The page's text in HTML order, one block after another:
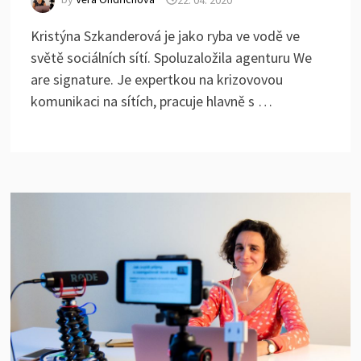
Kristýna Szkanderová je jako ryba ve vodě ve
světě sociálních sítí. Spoluzaložila agenturu We
are signature. Je expertkou na krizovovou
komunikaci na sítích, pracuje hlavně s …